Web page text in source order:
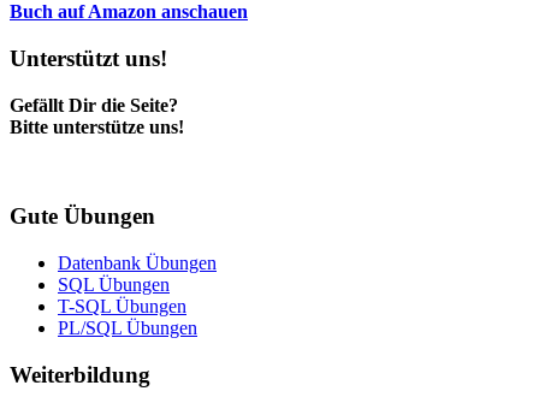
Buch auf Amazon anschauen
Unterstützt uns!
Gefällt Dir die Seite?
Bitte unterstütze uns!
Gute Übungen
Datenbank Übungen
SQL Übungen
T-SQL Übungen
PL/SQL Übungen
Weiterbildung